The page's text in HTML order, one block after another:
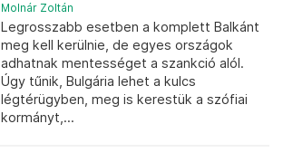
Molnár Zoltán
Legrosszabb esetben a komplett Balkánt
meg kell kerülnie, de egyes országok
adhatnak mentességet a szankció alól.
Úgy tűnik, Bulgária lehet a kulcs
légtérügyben, meg is kerestük a szófiai
kormányt,...